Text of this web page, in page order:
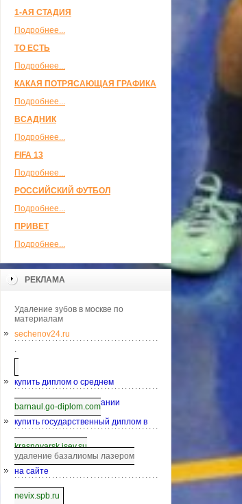
1-АЯ СТАДИЯ
Подробнее...
ТО ЕСТЬ
Подробнее...
КАКАЯ ПОТРЯСАЮЩАЯ ГРАФИКА
Подробнее...
ВСАДНИК
Подробнее...
FIFA 13
Подробнее...
РОССИЙСКИЙ ФУТБОЛ
Подробнее...
ПРИВЕТ
Подробнее...
РЕКЛАМА
Удаление зубов в москве по
материалам
sechenov24.ru
.
купить диплом о среднем
специальном образовании
barnaul.go-diplom.com
купить государственный диплом в
Красноярске
krasnoyarsk.isev.su
удаление базалиомы лазером
на сайте
nevix.spb.ru